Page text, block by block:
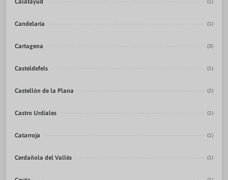
Calatayud (1)
Candelaria (1)
Cartagena (3)
Casteldefels (1)
Castellón de la Plana (2)
Castro Urdiales (1)
Catarroja (1)
Cerdañola del Vallés (1)